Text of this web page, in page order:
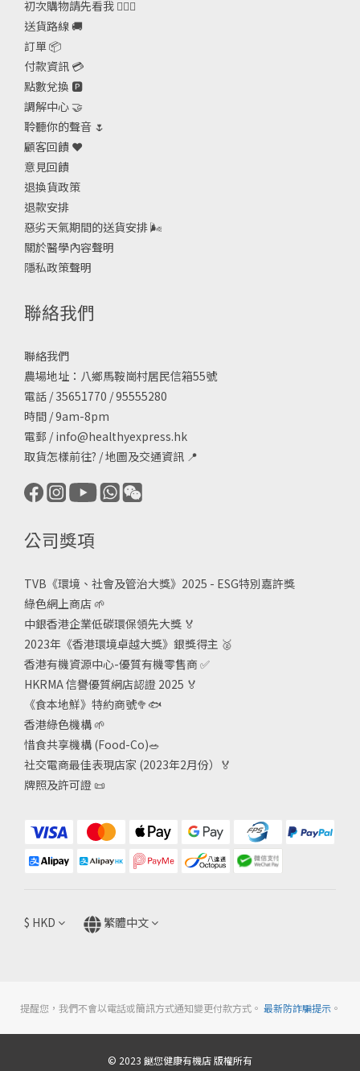
初次購物請先看我 🙋🏻‍♀️
送貨路線 🚚
訂單 📦
付款資訊 💳
點數兌換 🅿️
調解中心 🤝
聆聽你的聲音 🌷
顧客回饋 ❤️
意見回饋
退換貨政策
退款安排
惡劣天氣期間的送貨安排🌬
關於醫學內容聲明
隱私政策聲明
聯絡我們
聯絡我們
農場地址：八鄉馬鞍崗村居民信箱55號
電話 / 35651770 / 95555280
時間 / 9am-8pm
電郵 / info@healthyexpress.hk
取貨怎樣前往? /地圖及交通資訊 📍
公司獎項
TVB《環境、社會及管治大獎》2025 - ESG特別嘉許獎
綠色網上商店 🌱
中銀香港企業低碳環保領先大獎 🏅
2023年《香港環境卓越大獎》銀獎得主 🥈
香港有機資源中心-優質有機零售商✅
HKRMA 信譽優質網店認證 2025 🏅
《食本地鮮》特約商號🥦🐟
香港綠色機構 🌱
惜食共享機構 (Food-Co)🥗
社交電商最佳表現店家 (2023年2月份）🏅
牌照及許可證 📜
$ HKD 繁體中文
提醒您，我們不會以電話或簡訊方式通知變更付款方式。 最新防詐騙提示。
© 2023 餸您健康有機店 版權所有